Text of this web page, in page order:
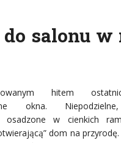
salonu w
hitem
okna.
osadzone w cienkich
dom na